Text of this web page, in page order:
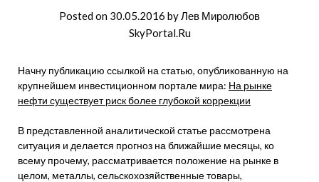
Posted on 30.05.2016 byЛев Миролюбов
SkyPortal.Ru
Начну публикацию ссылкой на статью, опубликованную на
крупнейшем инвестиционном портале мира: На рынке
нефти существует риск более глубокой коррекции
В представленной аналитической статье рассмотрена
ситуация и делается прогноз на ближайшие месяцы, ко
всему прочему, рассматривается положение на рынке в
целом, металлы, сельскохозяйственные товары,